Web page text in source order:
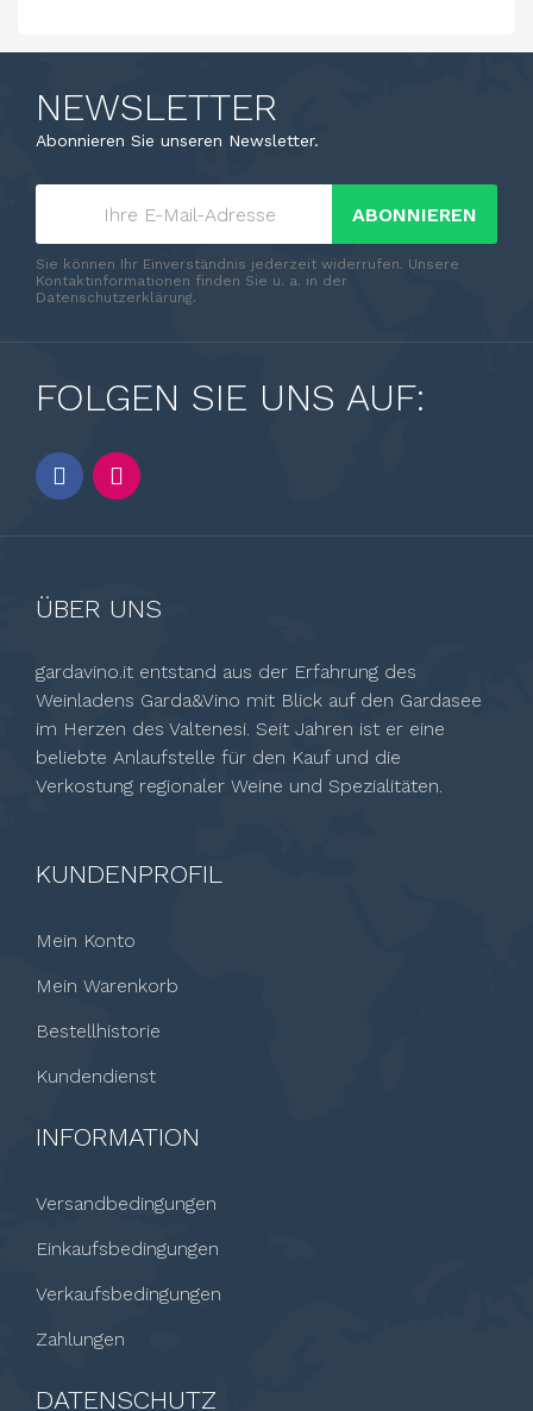
NEWSLETTER
Abonnieren Sie unseren Newsletter.
ABONNIEREN
Sie können Ihr Einverständnis jederzeit widerrufen. Unsere
Kontaktinformationen finden Sie u. a. in der
Datenschutzerklärung.
FOLGEN SIE UNS AUF:
ÜBER UNS
gardavino.it entstand aus der Erfahrung des
Weinladens Garda&Vino mit Blick auf den Gardasee
im Herzen des Valtenesi. Seit Jahren ist er eine
beliebte Anlaufstelle für den Kauf und die
Verkostung regionaler Weine und Spezialitäten.
KUNDENPROFIL
Mein Konto
Mein Warenkorb
Bestellhistorie
Kundendienst
INFORMATION
Versandbedingungen
Einkaufsbedingungen
Verkaufsbedingungen
Zahlungen
DATENSCHUTZ